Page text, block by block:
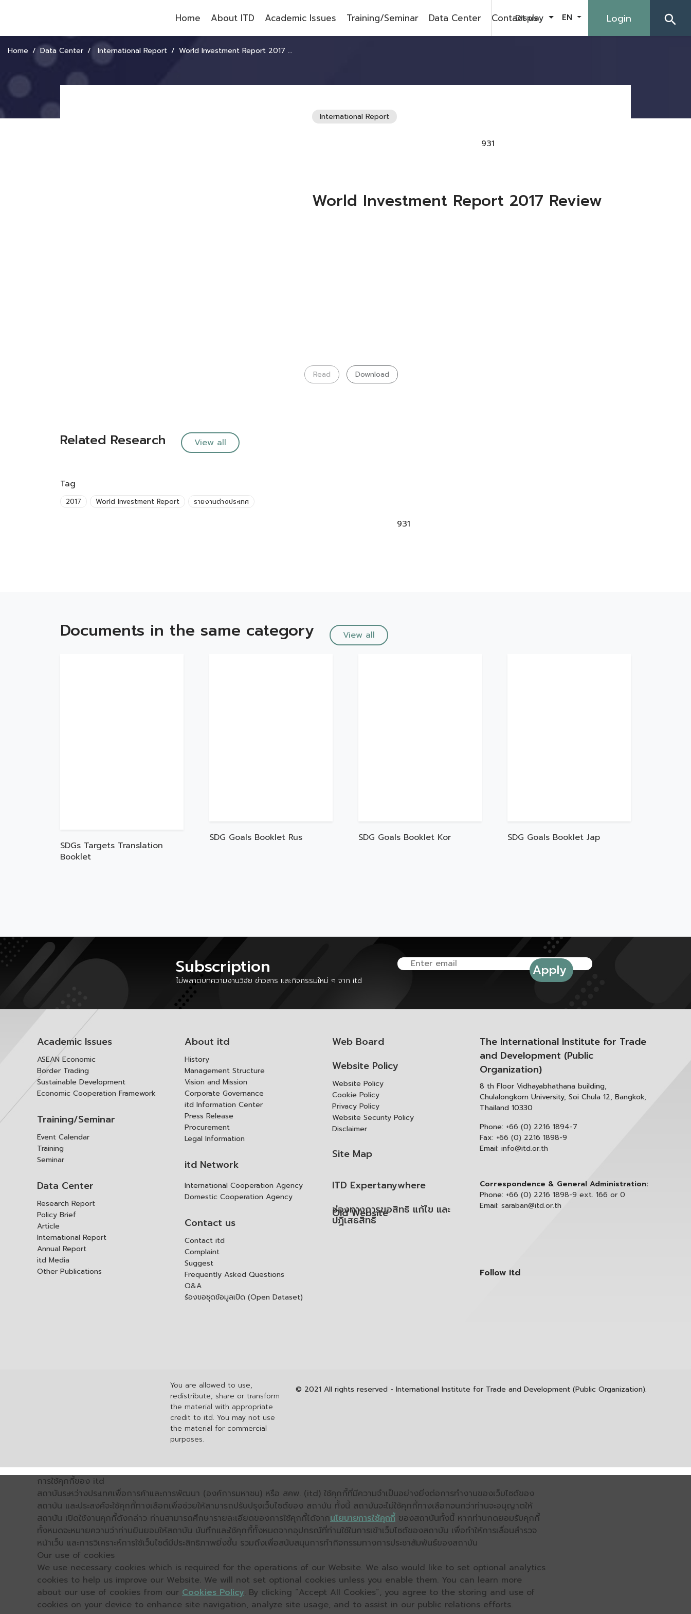
Home About ITD Academic Issues Training/Seminar Data Center Contact us
Display EN Login search
Home Data Center International Report World Investment Report 2017 Review
International Report
931
World Investment Report 2017 Review
Read Download
Related Research View all
Tag
2017 World Investment Report รายงานต่างประเทศ
931
Documents in the same category View all
SDGs Targets Translation
Booklet
SDG Goals Booklet Rus SDG Goals Booklet Kor SDG Goals Booklet Jap
Subscription
ไม่พลาดบทความงานวิจัย ข่าวสาร และกิจกรรมใหม่ ๆ จาก itd
Academic Issues
ASEAN Economic
Border Trading
Sustainable Development
Economic Cooperation Framework
Training/Seminar
Event Calendar
Training
Seminar
Data Center
Research Report
Policy Brief
Article
International Report
Annual Report
itd Media
Other Publications
About itd
History
Management Structure
Vision and Mission
Corporate Governance
itd Information Center
Press Release
Procurement
Legal Information
itd Network
International Cooperation Agency
Domestic Cooperation Agency
Contact us
Contact itd
Complaint
Suggest
Frequently Asked Questions
Q&A
ร้องขอชุดข้อมูลเปิด (Open Dataset)
Web Board
Website Policy
Website Policy
Cookie Policy
Privacy Policy
Website Security Policy
Disclaimer
Site Map
ITD Expertanywhere
ช่องทางการขอสิทธิ แก้ไข และ
ปฏิเสธสิทธิ
Old Website
The International Institute for Trade
and Development (Public
Organization)
8 th Floor Vidhayabhathana building,
Chulalongkorn University, Soi Chula 12, Bangkok,
Thailand 10330
Phone: +66 (0) 2216 1894-7
Fax: +66 (0) 2216 1898-9
Email: info@itd.or.th
Correspondence & General Administration:
Phone: +66 (0) 2216 1898-9 ext. 166 or 0
Email: saraban@itd.or.th
Follow itd
You are allowed to use,
redistribute, share or transform
the material with appropriate
credit to itd. You may not use
the material for commercial
purposes.
© 2021 All rights reserved - International Institute for Trade and Development (Public Organization).
การใช้คุกกี้ของ itd
สถาบันระหว่างประเทศเพื่อการค้าและการพัฒนา (องค์การมหาชน) หรือ สคพ. (itd) ใช้คุกกี้ที่มีความจำเป็นอย่างยิ่งต่อการทำงานของเว็บไซต์ของ
สถาบัน และประสงค์จะใช้คุกกี้ทางเลือกเพื่อช่วยให้สามารถปรับปรุงเว็บไซต์ของ สถาบัน ทั้งนี้ สถาบันจะไม่ใช้คุกกี้ทางเลือกจนกว่าท่านจะอนุญาตให้
สถาบัน เปิดใช้งานคุกกี้ดังกล่าว ท่านสามารถศึกษารายละเอียดของการใช้คุกกี้ได้จากนโยบายการใช้คุกกี้ ของสถาบันทั้งนี้ หากท่านกดยอมรับคุกกี้
ทั้งหมดจะหมายความว่าท่านยินยอมให้สถาบัน บันทึกและใช้คุกกี้ทั้งหมดจากอุปกรณ์ที่ท่านใช้ในการเข้าเว็บไซต์ของสถาบัน เพื่อทำให้การเลื่อนสำรวจ
หน้าเว็บ และการวิเคราะห์การใช้เว็บไซต์มีประสิทธิภาพยิ่งขึ้น รวมถึงเพื่อสนับสนุนการทำกิจกรรมทางการประชาสัมพันธ์ของสถาบัน
Our use of cookies
We use necessary cookies which is required for the operations of our Website. We also would like to set optional analytics
cookies to help us improve our Website. We will not set optional cookies unless you enable them. You can learn more
about our use of cookies from our Cookies Policy. By clicking “Accept All Cookies”, you agree to the storing and use of
cookies on your device to enhance site navigation, analyze site usage, and to assist in our public relations efforts.